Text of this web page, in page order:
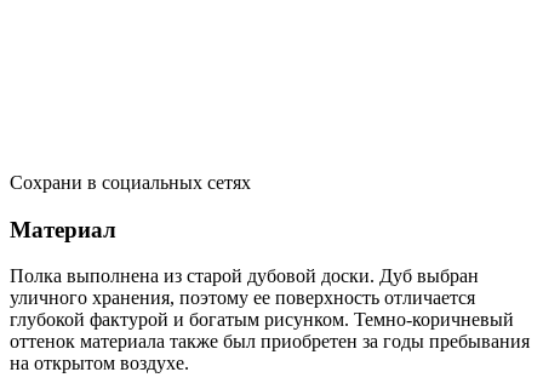
Сохрани в социальных сетях
Материал
Полка выполнена из старой дубовой доски. Дуб выбран
уличного хранения, поэтому ее поверхность отличается
глубокой фактурой и богатым рисунком. Темно-коричневый
оттенок материала также был приобретен за годы пребывания
на открытом воздухе.